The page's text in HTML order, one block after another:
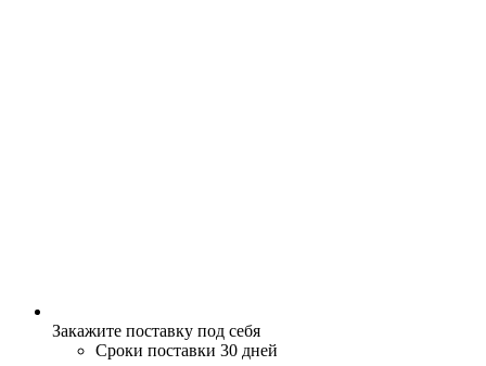
Закажите поставку под себя
Сроки поставки 30 дней